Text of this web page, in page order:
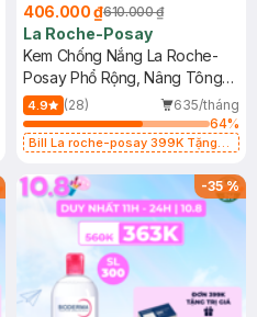
406.000 ₫610.000 ₫
La Roche-Posay
Kem Chống Nắng La Roche-
Posay Phổ Rộng, Nâng Tông
Kiềm Dầu 50ml
4.9 (28)
635/tháng
64%
Bill La roche-posay 399K Tặng
(SL có hạn)
-35%